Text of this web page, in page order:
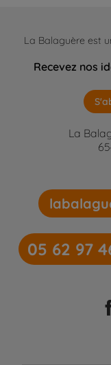
La Balaguère est
Recevez nos
La
05 62 97